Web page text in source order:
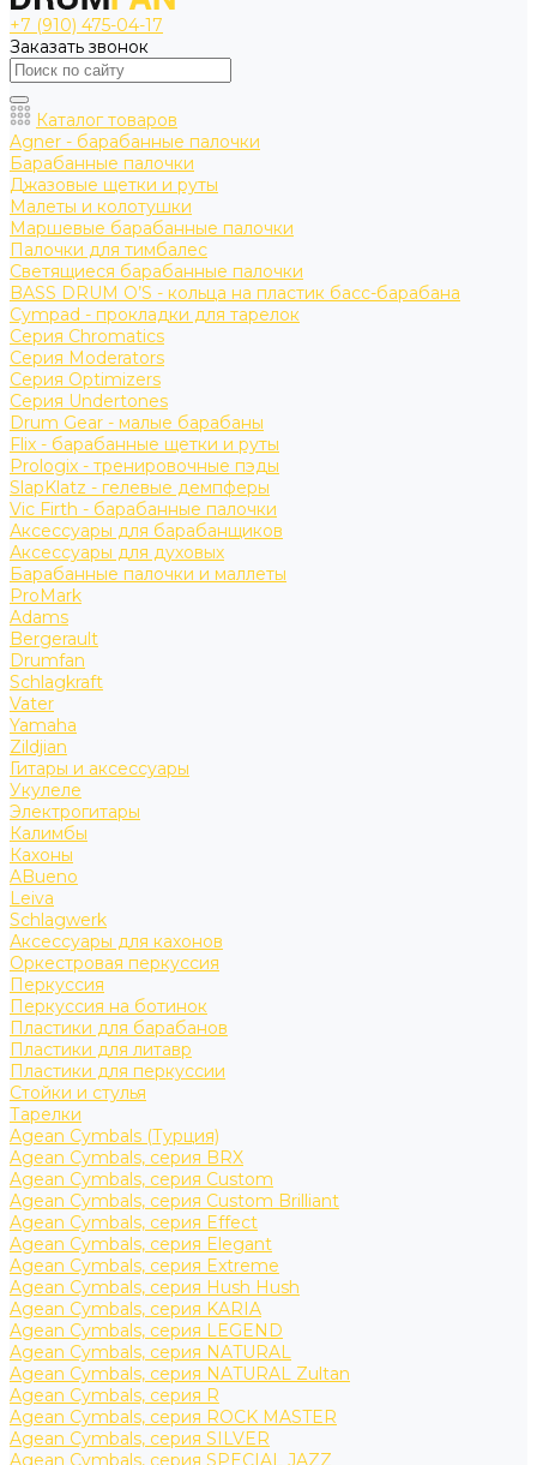
+7 (910) 475-04-17
Заказать звонок
Каталог товаров
Agner - барабанные палочки
Барабанные палочки
Джазовые щетки и руты
Малеты и колотушки
Маршевые барабанные палочки
Палочки для тимбалес
Светящиеся барабанные палочки
BASS DRUM O’S - кольца на пластик басс-барабана
Cympad - прокладки для тарелок
Серия Chromatics
Серия Moderators
Серия Optimizers
Серия Undertones
Drum Gear - малые барабаны
Flix - барабанные щетки и руты
Prologix - тренировочные пэды
SlapKlatz - гелевые демпферы
Vic Firth - барабанные палочки
Аксессуары для барабанщиков
Аксессуары для духовых
Барабанные палочки и маллеты
ProMark
Adams
Bergerault
Drumfan
Schlagkraft
Vater
Yamaha
Zildjian
Гитары и аксессуары
Укулеле
Электрогитары
Калимбы
Кахоны
ABueno
Leiva
Schlagwerk
Аксессуары для кахонов
Оркестровая перкуссия
Перкуссия
Перкуссия на ботинок
Пластики для барабанов
Пластики для литавр
Пластики для перкуссии
Стойки и стулья
Тарелки
Agean Cymbals (Турция)
Agean Cymbals, серия BRX
Agean Cymbals, серия Custom
Agean Cymbals, серия Custom Brilliant
Agean Cymbals, серия Effect
Agean Cymbals, серия Elegant
Agean Cymbals, серия Extreme
Agean Cymbals, серия Hush Hush
Agean Cymbals, серия KARIA
Agean Cymbals, серия LEGEND
Agean Cymbals, серия NATURAL
Agean Cymbals, серия NATURAL Zultan
Agean Cymbals, серия R
Agean Cymbals, серия ROCK MASTER
Agean Cymbals, серия SILVER
Agean Cymbals, серия SPECIAL JAZZ